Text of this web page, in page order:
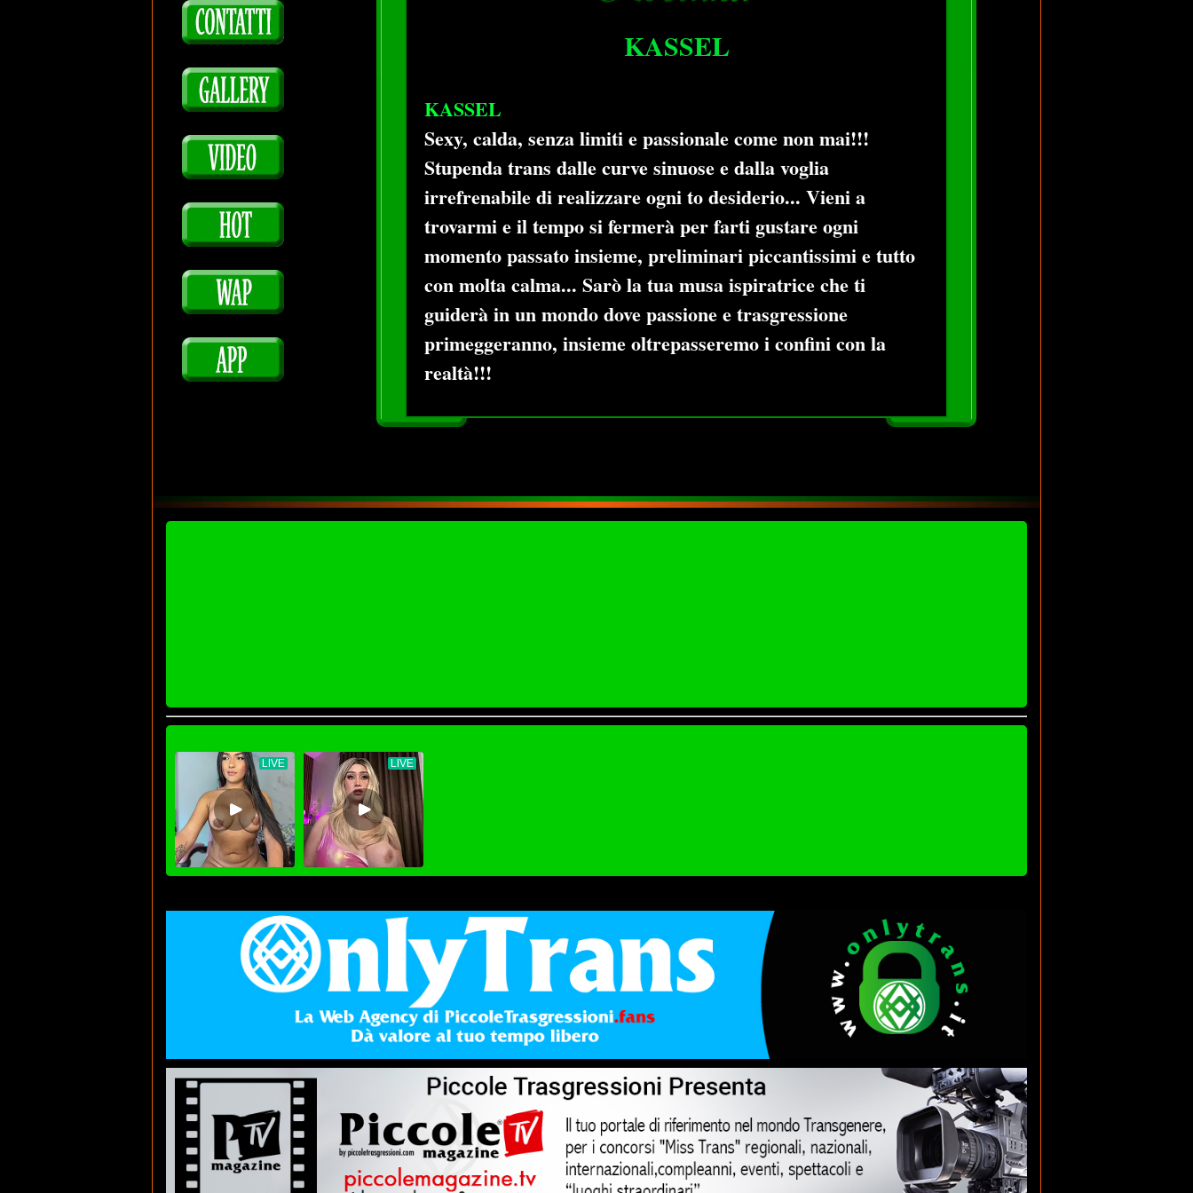
KASSEL
KASSEL
Sexy, calda, senza limiti e passionale come non mai!!!
Stupenda trans dalle curve sinuose e dalla voglia
irrefrenabile di realizzare ogni to desiderio... Vieni a
trovarmi e il tempo si fermerà per farti gustare ogni
momento passato insieme, preliminari piccantissimi e tutto
con molta calma... Sarò la tua musa ispiratrice che ti
guiderà in un mondo dove passione e trasgressione
primeggeranno, insieme oltrepasseremo i confini con la
realtà!!!